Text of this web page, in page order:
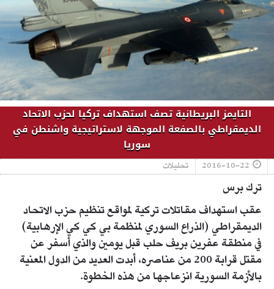
التايمز البريطانية تصف استهداف تركيا لحزب الاتحاد
الديمقراطي بالصفعة الموجهة لاستراتيجية واشنطن في
سوريا
2016-10-22 تحليلات
ترك برس
عقب استهداف مقاتلات تركية لمواقع تنظيم حزب الاتحاد
الديمقراطي (الذراع السوري لمنظمة بي كي كي الإرهابية)
في منطقة عفرين بريف حلب قبل يومين والذي أسفر عن
مقتل قرابة 200 من عناصره، أبدت العديد من الدول المعنية
بالأزمة السورية انزعاجها من هذه الخطوة.